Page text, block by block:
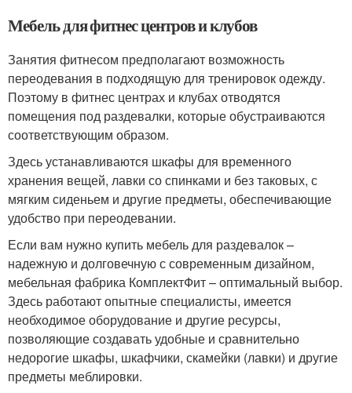
Мебель для фитнес центров и клубов
Занятия фитнесом предполагают возможность
переодевания в подходящую для тренировок одежду.
Поэтому в фитнес центрах и клубах отводятся
помещения под раздевалки, которые обустраиваются
соответствующим образом.
Здесь устанавливаются шкафы для временного
хранения вещей, лавки со спинками и без таковых, с
мягким сиденьем и другие предметы, обеспечивающие
удобство при переодевании.
Если вам нужно купить мебель для раздевалок –
надежную и долговечную с современным дизайном,
мебельная фабрика КомплектФит – оптимальный выбор.
Здесь работают опытные специалисты, имеется
необходимое оборудование и другие ресурсы,
позволяющие создавать удобные и сравнительно
недорогие шкафы, шкафчики, скамейки (лавки) и другие
предметы меблировки.